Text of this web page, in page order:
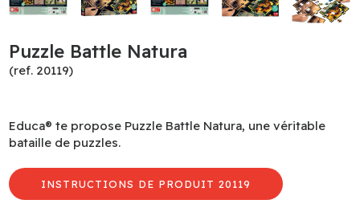
Puzzle Battle Natura
(ref. 20119)
Educa® te propose Puzzle Battle Natura, une véritable
bataille de puzzles.
INSTRUCTIONS DE PRODUIT 20119